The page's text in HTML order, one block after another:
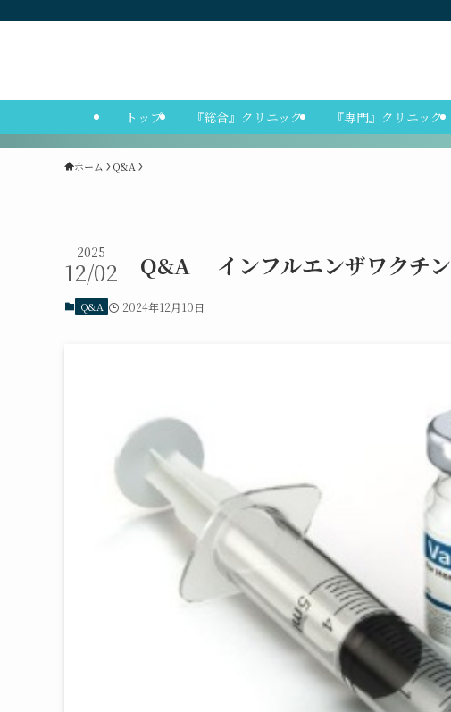
トップ 『総合』クリニック 『専門』クリニック
ホーム Q&A
Q&A インフルエンザワクチン
2025
12/02
Q&A 2024年12月10日